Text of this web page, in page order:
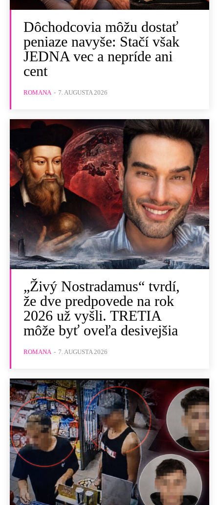
Dôchodcovia môžu dostať
peniaze navyše: Stačí však
JEDNA vec a nepríde ani
cent
ROMANA - 7. AUGUSTA 2026
„Živý Nostradamus“ tvrdí,
že dve predpovede na rok
2026 už vyšli. TRETIA
môže byť oveľa desivejšia
ROMANA - 7. AUGUSTA 2026